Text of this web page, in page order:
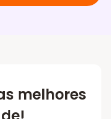
melhores